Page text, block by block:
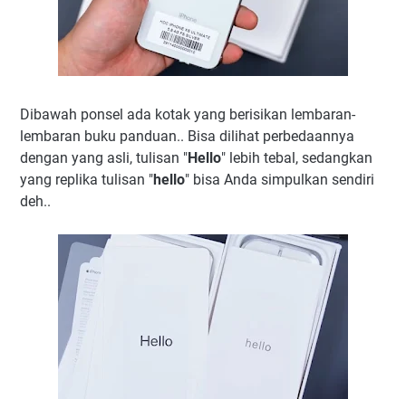
Dibawah ponsel ada kotak yang berisikan lembaran-
lembaran buku panduan.. Bisa dilihat perbedaannya
dengan yang asli, tulisan "Hello" lebih tebal, sedangkan
yang replika tulisan "hello" bisa Anda simpulkan sendiri
deh..